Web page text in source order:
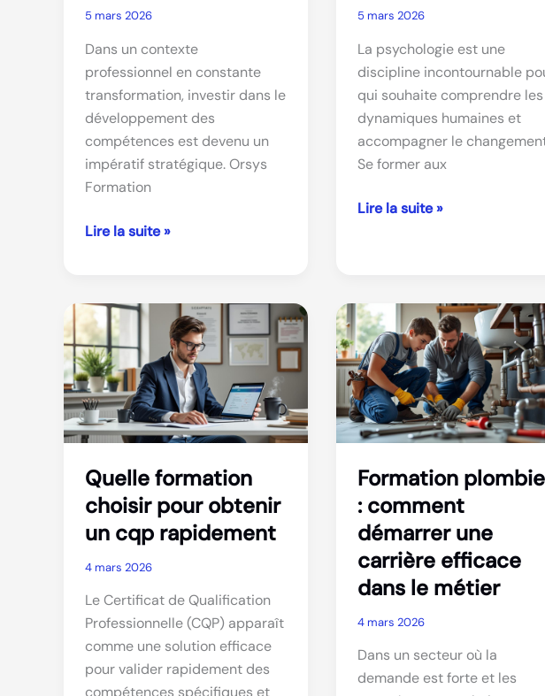
5 mars 2026
Dans un contexte
professionnel en constante
transformation, investir dans le
développement des
compétences est devenu un
impératif stratégique. Orsys
Formation
Pourquoi
formation
pour
développer
vos
compétences
professionnelles
Lire la suite »
5 mars 2026
La psychologie est une
discipline incontournable
qui souhaite comprendre les
dynamiques humaines et
accompagner le
Se former aux
Comprendre
la
formation
en
psychologie
pour
progresser
Lire la suite »
Quelle formation
choisir pour obtenir
un cqp rapidement
4 mars 2026
Le Certificat de Qualification
Professionnelle (CQP) apparaît
comme une solution efficace
pour valider rapidement des
compétences spécifiques et
Formation
: comment
démarrer une
carrière efficace
dans le métier
4 mars 2026
Dans un secteur où la
demande est forte et les